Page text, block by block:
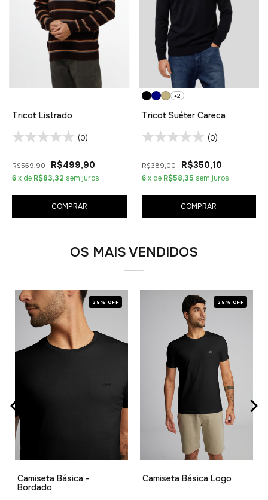
Tricot Listrado
(0)
R$569,90 R$499,90
6x de R$83,32 sem juros
COMPRAR
+2
Tricot Suéter Careca
(0)
R$389,00 R$350,10
6 x de R$58,35 sem juros
COMPRAR
OS MAIS VENDIDOS
28% OFF
Camiseta Básica -
Bordado
28% OFF
Camiseta Básica Logo